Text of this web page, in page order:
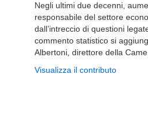
Negli ultimi due decenni,
responsabile del settore
dall’intreccio di questioni
commento statistico si
Albertoni, direttore della
Visualizza il contributo